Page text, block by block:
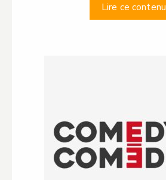
Lire ce contenu